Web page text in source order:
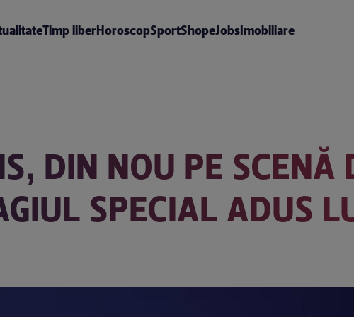
Timp liberHoroscopSportShopeJobsImobiliare
DIN NOU PE SCENĂ
SPECIAL ADUS